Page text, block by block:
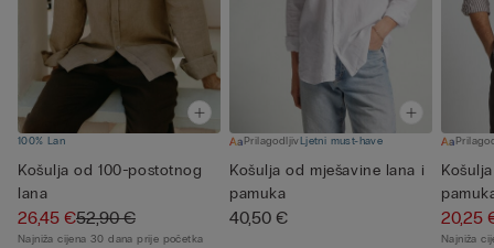
100% Lan
Košulja od 100-postotnog
lana
26,45 €52,90 €
Najniža cijena 30 dana prije početka
PrilagodljivLjetni must-have
Košulja od mješavine lana i
pamuka
40,50 € 20,25
Najniža